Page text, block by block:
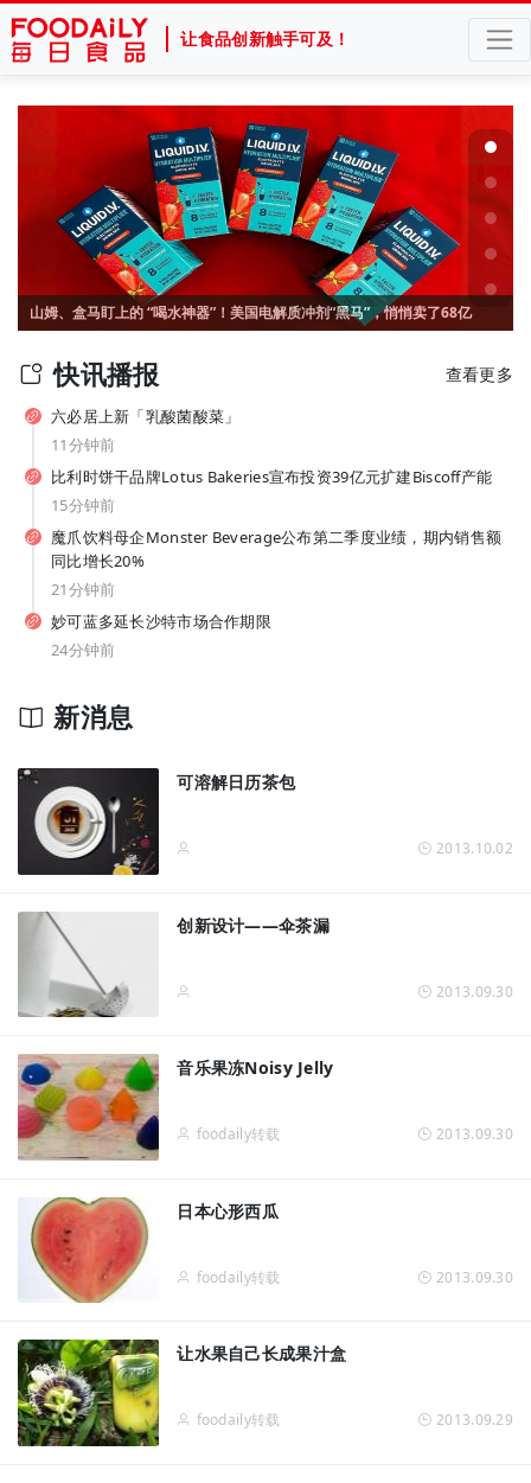
让食品创新触手可及！
官宣张凌赫！产品线集体“焕新”，“国民薯片”可比克按下年轻化加速键
纯甄推出「每日益瓶BUFF系列」新品，元气森林上新白桦苏打水... | 一周热闻
快讯播报 查看更多
六必居上新「乳酸菌酸菜」
11分钟前
比利时饼干品牌Lotus Bakeries宣布投资39亿元扩建Biscoff产能
15分钟前
魔爪饮料母企Monster Beverage公布第二季度业绩，期内销售额
同比增长20%
21分钟前
妙可蓝多延长沙特市场合作期限
24分钟前
新消息
可溶解日历茶包
2013.10.02
创新设计——伞茶漏
2013.09.30
音乐果冻Noisy Jelly
foodaily转载 2013.09.30
日本心形西瓜
foodaily转载 2013.09.30
让水果自己长成果汁盒
foodaily转载 2013.09.29